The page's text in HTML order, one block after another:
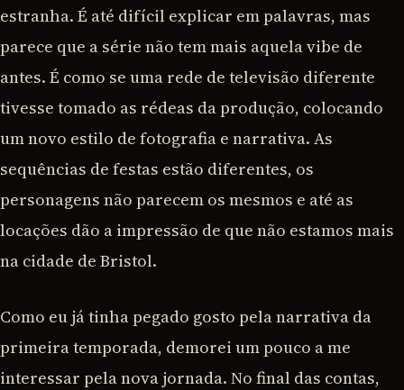
estranha. É até difícil explicar em palavras, mas
parece que a série não tem mais aquela vibe de
antes. É como se uma rede de televisão diferente
tivesse tomado as rédeas da produção, colocando
um novo estilo de fotografia e narrativa. As
sequências de festas estão diferentes, os
personagens não parecem os mesmos e até as
locações dão a impressão de que não estamos mais
na cidade de Bristol.
Como eu já tinha pegado gosto pela narrativa da
primeira temporada, demorei um pouco a me
interessar pela nova jornada. No final das contas,